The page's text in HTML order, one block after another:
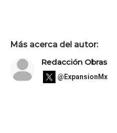
Más acerca del autor:
Redacción Obras
@ExpansionMx